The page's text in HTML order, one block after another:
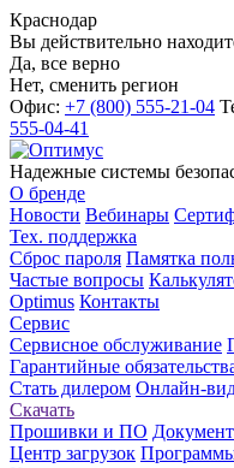
Краснодар
Вы действительно
Да, все верно
Нет, сменить регион
Офис: +7 (800) 555-21-04
555-04-41
Надежные системы
О бренде
Новости Вебинары
Тех. поддержка
Сброс пароля Памятка
Частые вопросы
Optimus Контакты
Сервис
Сервисное обслуживание
Гарантийные
Стать дилером Онлайн-
Скачать
Прошивки и ПО
Центр загрузок